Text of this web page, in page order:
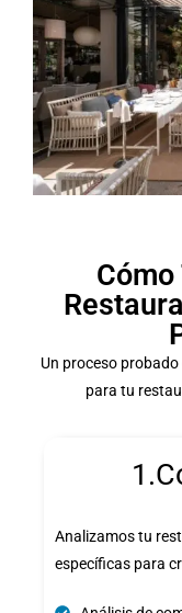
Un proceso
para tu
Analizamos tu
específicas para